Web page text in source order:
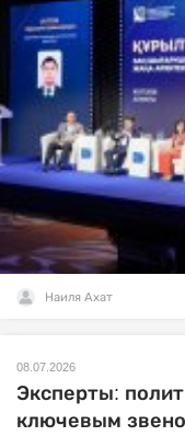
Наиля Ахат
08.07.2026
Эксперты:
ключевым